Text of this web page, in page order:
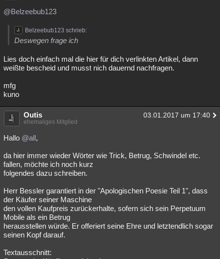
@Belzeebub123
Belzeebub123 schrieb:
Deswegen frage ich
Lies doch einfach mal die hier für dich verlinkten Artikel, dann
weißte bescheid und musst nich dauernd nachfragen.
mfg
kuno
Outis 03.01.2017 um 17:40
ehemaliges Mitglied
Hallo @all,
da hier immer wieder Wörter wie Trick, Betrug, Schwindel etc.
fallen, möchte ich noch kurz
folgendes dazu schreiben.
Herr Bessler garantiert in der "Apologischen Poesie Teil 1", dass
der Käufer seiner Maschine
den vollen Kaufpreis zurückerhalte, sofern sich sein Perpetuum
Mobile als ein Betrug
herausstellen würde. Er offeriert seine Ehre und letztendlich sogar
seinen Kopf darauf.
Textausschnitt: